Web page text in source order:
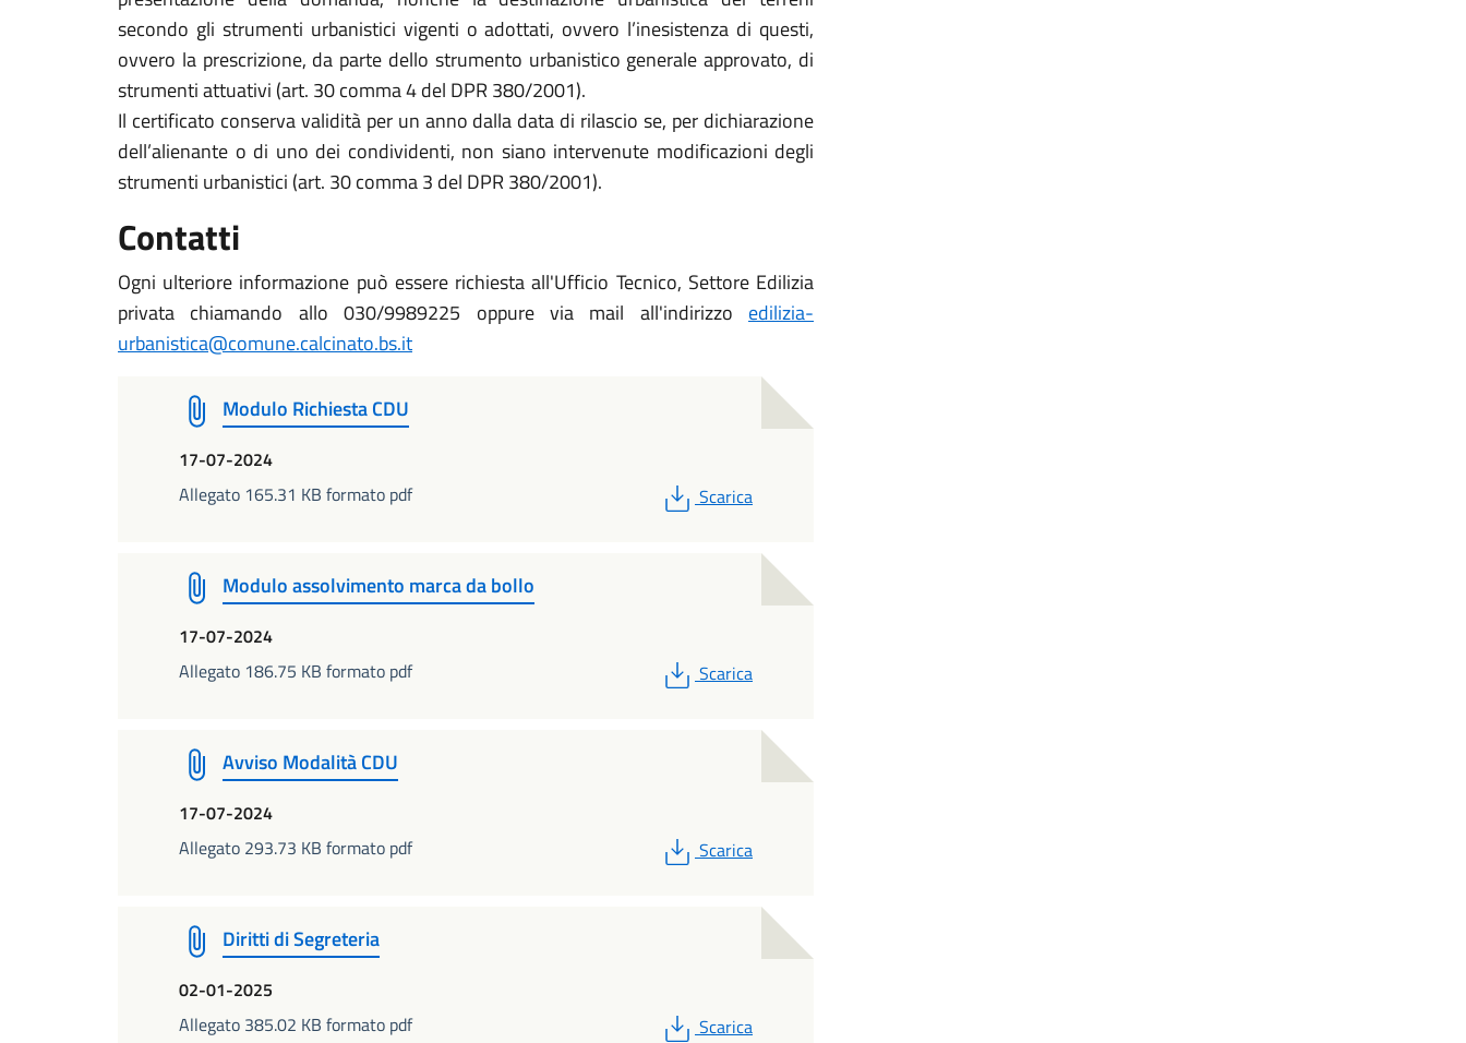
secondo gli strumenti urbanistici vigenti o adottati, ovvero l’inesistenza di questi,
ovvero la prescrizione, da parte dello strumento urbanistico generale approvato, di
strumenti attuativi (art. 30 comma 4 del DPR 380/2001).
Il certificato conserva validità per un anno dalla data di rilascio se, per dichiarazione
dell’alienante o di uno dei condividenti, non siano intervenute modificazioni degli
strumenti urbanistici (art. 30 comma 3 del DPR 380/2001).
Contatti
Ogni ulteriore informazione può essere richiesta all'Ufficio Tecnico, Settore Edilizia
privata chiamando allo 030/9989225 oppure via mail all'indirizzo edilizia-
urbanistica@comune.calcinato.bs.it
Modulo Richiesta CDU
17-07-2024
Allegato 165.31 KB formato pdf
PDF
Scarica
Modulo assolvimento marca da bollo
17-07-2024
Allegato 186.75 KB formato pdf
PDF
Scarica
Avviso Modalità CDU
17-07-2024
Allegato 293.73 KB formato pdf
PDF
Scarica
Diritti di Segreteria
02-01-2025
Allegato 385.02 KB formato pdf
PDF
Scarica